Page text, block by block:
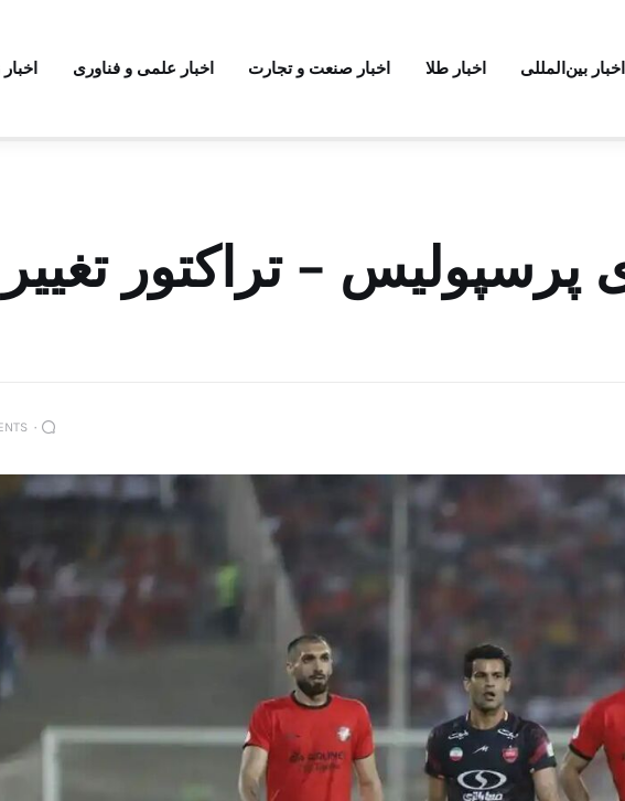
اخبار بین‌المللی اخبار طلا اخبار صنعت و تجارت اخبار علمی و فناوری
– تراکتور تغییر
۰